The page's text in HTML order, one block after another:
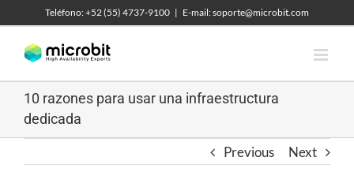
to
content
Teléfono: +52 (55) 4737-9100 | E-mail: soporte@microbit.com
10 razones para usar una infraestructura
dedicada
Previous
Next